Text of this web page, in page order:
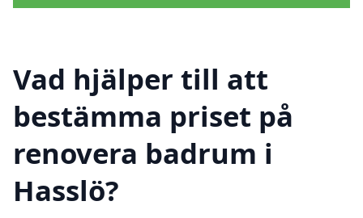
Vad hjälper till att
bestämma priset på
renovera badrum i
Hasslö?